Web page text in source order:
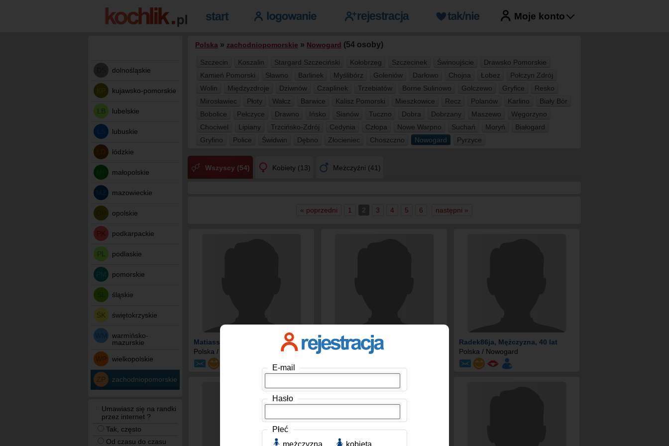
Moje konto
dolnośląskie
kujawsko-pomorskie
LB lubelskie
lubuskie
łódzkie
małopolskie
mazowieckie
opolskie
podkarpackie
PL podlaskie
pomorskie
śląskie
ŚK świętokrzyskie
warmińsko-
mazurskie
WP wielkopolskie
zachodniopomorskie
Umawiasz się na randki
przez internet ?
Tak, często
Od czasu do czasu
Polska » zachodniopomorskie » Nowogard (54 osoby)
Szczecin Koszalin Stargard Szczeciński Kołobrzeg Szczecinek Świnoujście
Drawsko Pomorskie
Kamień Pomorski
Sławno Barlinek Myślibórz Goleniów Darłowo Chojna Łobez
Połczyn Zdrój
Wolin
Międzyzdroje Dziwnów Czaplinek Trzebiatów Borne Sulinowo Golczewo Gryfice
Resko
Mirosławiec
Płoty Wałcz Barwice Kalisz Pomorski Mieszkowice Recz Polanów Karlino
Biały Bór
Bobolice
Pełczyce Drawno Ińsko Sianów Tuczno Dobra Dobrzany Maszewo
Węgorzyno
Chociwel
Lipiany Trzcińsko-Zdrój Cedynia Człopa Nowe Warpno Suchań Moryń
Białogard
Gryfino
Police Świdwin Dębno Złocieniec Choszczno Nowogard Pyrzyce
Wszyscy (54) Kobiety (13) Meżczyźni (41)
« poprzedni 1 2 3 4 5 6 następni »
Matiassss
, Mężczyzna, 22 lat
Polska / Nowogard
alienitto, Mężczyzna, 42 lat
Polska / Nowogard
Radek86ja, Mężczyzna, 40 lat
Polska / Nowogard
E-mail
Hasło
Płeć